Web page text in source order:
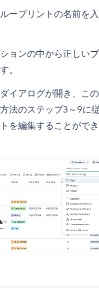
ープリントの名前を
ョンの中から正しい
。
ダイアログが開き、こ
法のステップ3～9に
を編集することがで